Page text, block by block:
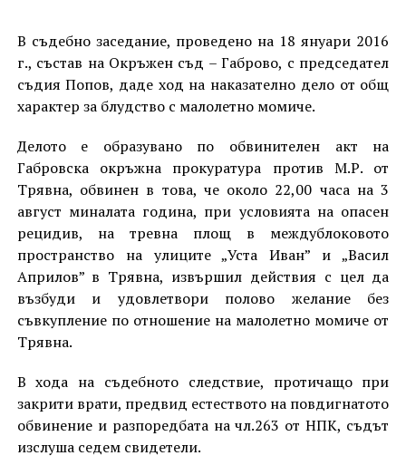
В съдебно заседание, проведено на 18 януари 2016
г., състав на Окръжен съд – Габрово, с председател
съдия Попов, даде ход на наказателно дело от общ
характер за блудство с малолетно момиче.
Делото е образувано по обвинителен акт на
Габровска окръжна прокуратура против М.Р. от
Трявна, обвинен в това, че около 22,00 часа на 3
август миналата година, при условията на опасен
рецидив, на тревна площ в междублоковото
пространство на улиците „Уста Иван” и „Васил
Априлов” в Трявна, извършил действия с цел да
възбуди и удовлетвори полово желание без
съвкупление по отношение на малолетно момиче от
Трявна.
В хода на съдебното следствие, протичащо при
закрити врати, предвид естеството на повдигнатото
обвинение и разпоредбата на чл.263 от НПК, съдът
изслуша седем свидетели.